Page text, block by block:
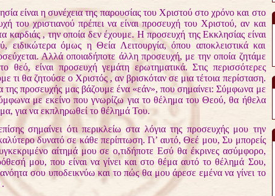
είναι η συνέχεια της παρουσίας του Χριστού στο χρόνο και στο
του χριστιανού πρέπει να είναι προσευχή του Χριστού, αν και
καρδιάς , την οποία δεν έχουμε. Η προσευχή της Εκκλησίας είναι
ειδικώτερα όμως η Θεία Λειτουργία, όπου αποκλειστικά και
Αλλά οποιαδήποτε άλλη προσευχή, με την οποία ζητάμε
θεό, είναι προσευχή γεμάτη ερωτηματικά. Στις περισσότερες
τι θα ζητούσε ο Χριστός , αν βρισκόταν σε μια τέτοια περίσταση.
της προσευχής μας βάζουμε ένα «εάν», που σημαίνει: Σύμφωνα με
με εκείνο που γνωρίζω για το θέλημα του Θεού, θα ήθελα
για να εκπληρωθεί το θέλημά Του.
σημαίνει ότι περικλείω στα λόγια της προσευχής μου την
δυνατό σε κάθε περίπτωση. Γι’ αυτό, Θεέ μου, Συ μπορείς
αίτημά μου σε ο,τιδήποτε Εσύ θα έκρινες ασύμφορο,
μου, που είναι να γίνει και στο θέμα αυτό το θέλημά Σου,
σου υποδεικνύω και το πώς θα μου άρεσε εμένα να γίνει το